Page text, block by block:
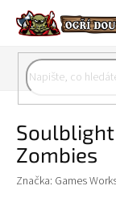
obsah
Zombies
Značka: Games